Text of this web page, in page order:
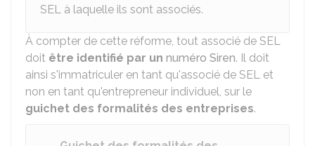
SEL à laquelle ils sont associés.
À compter de cette réforme, tout associé de SEL
doit être identifié par un numéro Siren. Il doit
ainsi s'immatriculer en tant qu'associé de SEL et
non en tant qu'entrepreneur individuel, sur le
guichet des formalités des entreprises.